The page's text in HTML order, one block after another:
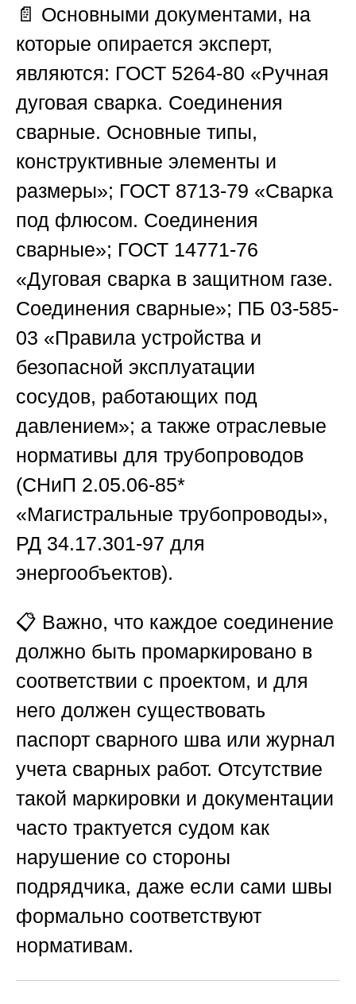
📄 Основными документами, на
которые опирается эксперт,
являются: ГОСТ 5264-80 «Ручная
дуговая сварка. Соединения
сварные. Основные типы,
конструктивные элементы и
размеры»; ГОСТ 8713-79 «Сварка
под флюсом. Соединения
сварные»; ГОСТ 14771-76
«Дуговая сварка в защитном газе.
Соединения сварные»; ПБ 03-585-
03 «Правила устройства и
безопасной эксплуатации
сосудов, работающих под
давлением»; а также отраслевые
нормативы для трубопроводов
(СНиП 2.05.06-85*
«Магистральные трубопроводы»,
РД 34.17.301-97 для
энергообъектов).
📋 Важно, что каждое соединение
должно быть промаркировано в
соответствии с проектом, и для
него должен существовать
паспорт сварного шва или журнал
учета сварных работ. Отсутствие
такой маркировки и документации
часто трактуется судом как
нарушение со стороны
подрядчика, даже если сами швы
формально соответствуют
нормативам.